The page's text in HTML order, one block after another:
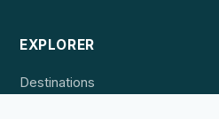
EXPLORER
Destinations